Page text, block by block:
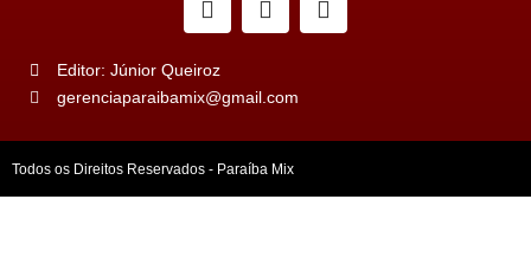
Editor: Júnior Queiroz
gerenciaparaibamix@gmail.com
Todos os Direitos Reservados - Paraíba Mix